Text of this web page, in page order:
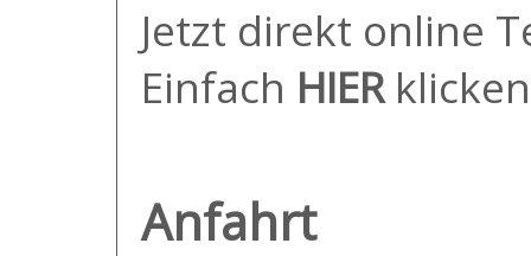
Jetzt direkt online
Einfach HIER
Anfahrt